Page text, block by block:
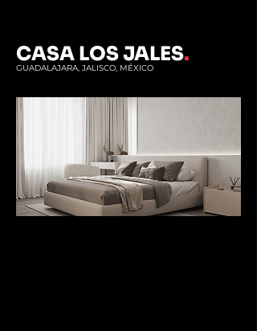
CASA LOS JALES.
GUADALAJARA, JALISCO, MÉXICO